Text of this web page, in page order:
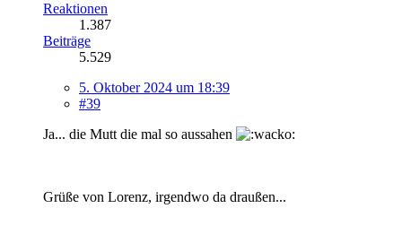
Reaktionen
1.387
Beiträge
5.529
5. Oktober 2024 um 18:39
#39
Ja... die Mutt die mal so aussahen
Grüße von Lorenz, irgendwo da draußen...